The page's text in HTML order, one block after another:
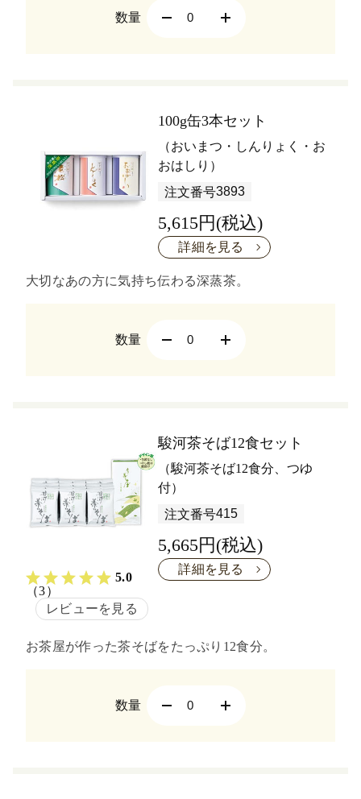
数量
100g缶3本セット
（おいまつ・しんりょく・お
おはしり）
注文番号3893
5,615円(税込)
詳細を見る
大切なあの方に気持ち伝わる深蒸茶。
数量
5.0
（3）
レビューを見る
駿河茶そば12食セット
（駿河茶そば12食分、つゆ
付）
注文番号415
5,665円(税込)
詳細を見る
お茶屋が作った茶そばをたっぷり12食分。
数量